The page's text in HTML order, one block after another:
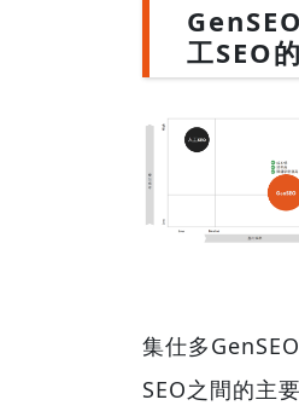
工SEO
集仕多
SEO之間的主